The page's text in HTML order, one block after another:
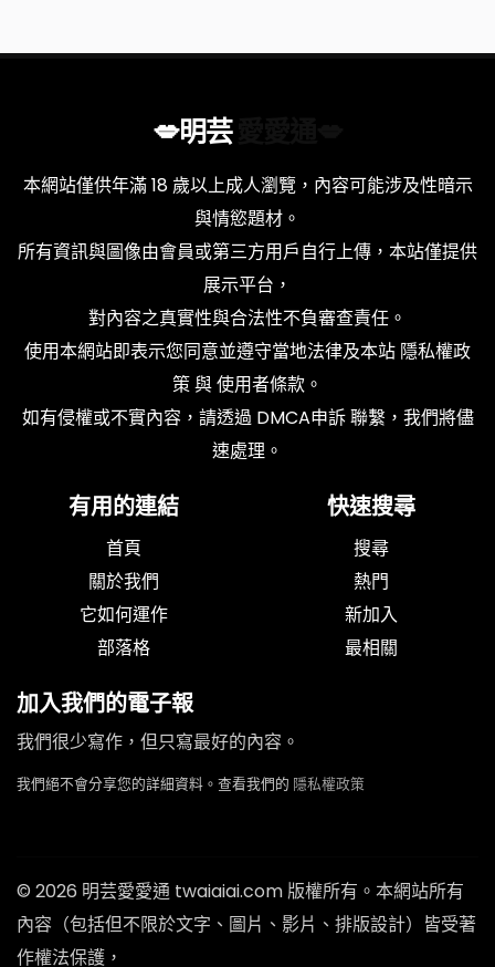
💋明芸
本網站僅供年滿 18 歲以上成人瀏覽，內容可能涉及性暗示
與情慾題材。
所有資訊與圖像由會員或第三方用戶自行上傳，本站僅提供
展示平台，
對內容之真實性與合法性不負審查責任。
使用本網站即表示您同意並遵守當地法律及本站 隱私權政
策與使用者條款 。
如有侵權或不實內容，請透過 DMCA申訴聯繫，我們將儘
速處理。
有用的連結
首頁
關於我們
它如何運作
部落格
快速搜尋
搜尋
熱門
新加入
最相關
加入我們的電子報
我們很少寫作，但只寫最好的內容。
我們絕不會分享您的詳細資料。查看我們的 隱私權政策
© 2026 明芸愛愛通 twaiaiai.com 版權所有。本網站所有
內容（包括但不限於文字、圖片、影片、排版設計）皆受著
作權法保護，